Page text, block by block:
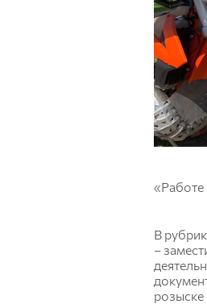
В
–
розыске